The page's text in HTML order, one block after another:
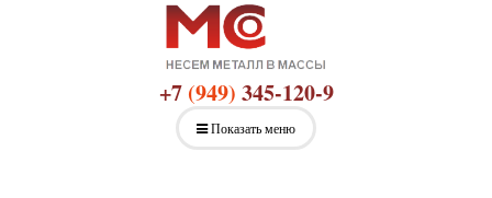
+7 (949) 345-120-9
Показать меню